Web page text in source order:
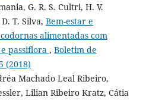
G. R. S. Cultri, H. V.
T. Silva, Bem-estar e
alimentadas com
passiflora , Boletim de
(2018)
Machado Leal Ribeiro,
Lilian Ribeiro Kratz, Cátia